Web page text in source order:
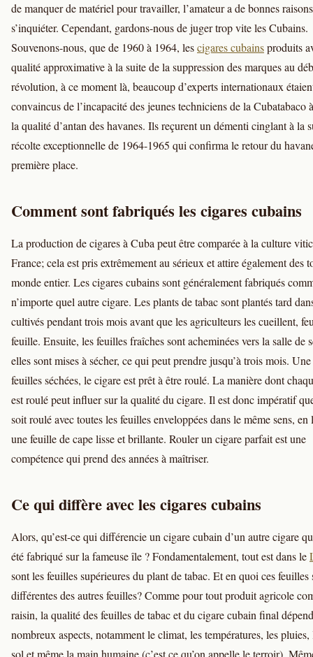
de manquer de matériel pour travailler, l’amateur a de bonnes
s’inquiéter. Cependant, gardons-nous de juger trop vite les Cubains.
Souvenons-nous, que de 1960 à 1964, lescigares cubainsproduits
qualité approximative à la suite de la suppression des marques au
révolution, à ce moment là, beaucoup d’experts internationaux
convaincus de l’incapacité des jeunes techniciens de la Cubatabaco
la qualité d’antan des havanes. Ils reçurent un démenti cinglant à la
récolte exceptionnelle de 1964-1965 qui confirma le retour du
première place.
Comment sont fabriqués les cigares cubains
La production de cigares à Cuba peut être comparée à la culture
France; cela est pris extrêmement au sérieux et attire également des
monde entier. Les cigares cubains sont généralement fabriqués
n’importe quel autre cigare. Les plants de tabac sont plantés tard
cultivés pendant trois mois avant que les agriculteurs les cueillent,
feuille. Ensuite, les feuilles fraîches sont acheminées vers la salle de
elles sont mises à sécher, ce qui peut prendre jusqu’à trois mois.
feuilles séchées, le cigare est prêt à être roulé. La manière dont
est roulé peut influer sur la qualité du cigare. Il est donc impératif
soit roulé avec toutes les feuilles enveloppées dans le même sens, en
une feuille de cape lisse et brillante. Rouler un cigare parfait est une
compétence qui prend des années à maîtriser.
Ce qui diffère avec les cigares cubains
Alors, qu’est-ce qui différencie un cigare cubain d’un autre cigare
été fabriqué sur la fameuse île ? Fondamentalement, tout est dans le
sont les feuilles supérieures du plant de tabac. Et en quoi ces feuilles
différentes des autres feuilles? Comme pour tout produit agricole
raisin, la qualité des feuilles de tabac et du cigare cubain final
nombreux aspects, notamment le climat, les températures, les
sol et même la main humaine (c’est ce qu’on appelle le terroir).